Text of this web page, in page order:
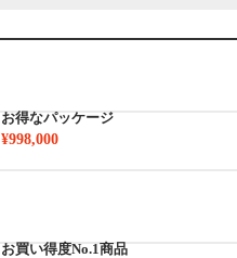
お得なパッケージ
¥998,000
お買い得度No.1商品